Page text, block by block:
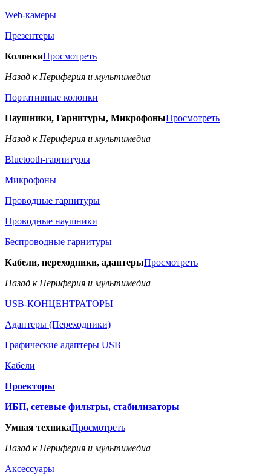
Web-камеры
Презентеры
КолонкиПросмотреть
Назад к Периферия и мультимедиа
Портативные колонки
Наушники, Гарнитуры, МикрофоныПросмотреть
Назад к Периферия и мультимедиа
Bluetooth-гарнитуры
Микрофоны
Проводные гарнитуры
Проводные наушники
Беспроводные гарнитуры
Кабели, переходники, адаптерыПросмотреть
Назад к Периферия и мультимедиа
USB-КОНЦЕНТРАТОРЫ
Адаптеры (Переходники)
Графические адаптеры USB
Кабели
Проекторы
ИБП, сетевые фильтры, стабилизаторы
Умная техникаПросмотреть
Назад к Периферия и мультимедиа
Аксессуары